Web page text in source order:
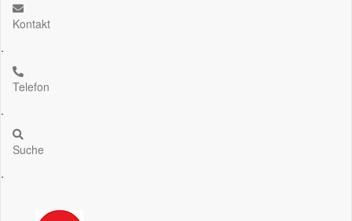
Kontakt
.
Telefon
.
Suche
.